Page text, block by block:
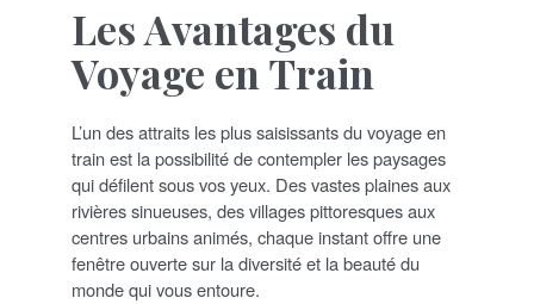
Les Avantages du
Voyage en Train
L’un des attraits les plus saisissants du voyage en
train est la possibilité de contempler les paysages
qui défilent sous vos yeux. Des vastes plaines aux
rivières sinueuses, des villages pittoresques aux
centres urbains animés, chaque instant offre une
fenêtre ouverte sur la diversité et la beauté du
monde qui vous entoure.